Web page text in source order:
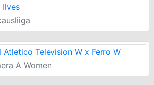
Ilves
Atletico Television W x Ferro W
A Women